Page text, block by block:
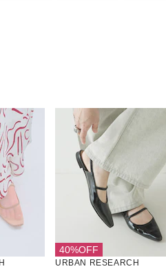
40%OFF
URBAN RESEARCH